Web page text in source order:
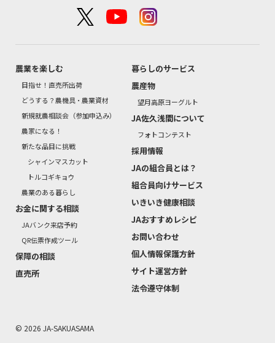
農業を楽しむ
目指せ！直売所出荷
どうする？農機具・農業資材
新規就農相談会（参加申込み）
農家になる！
新たな品目に挑戦
シャインマスカット
トルコギキョウ
農業のある暮らし
お金に関する相談
JAバンク来店予約
QR伝票作成ツール
保障の相談
直売所
暮らしのサービス
農産物
望月高原ヨーグルト
JA佐久浅間について
フォトコンテスト
採用情報
JAの組合員とは？
組合員向けサービス
いきいき健康相談
JAおすすめレシピ
お問い合わせ
個人情報保護方針
サイト運営方針
法令遵守体制
© 2026 JA-SAKUASAMA